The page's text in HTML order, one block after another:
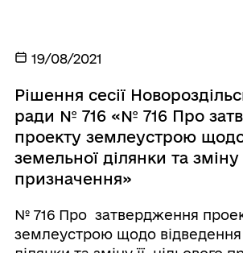
19/08/2021
Рішення сесії
ради № 716 «№ 716 Про
проекту землеустрою
земельної ділянки та зміну
призначення»
№ 716 Про затвердження
землеустрою щодо відведення